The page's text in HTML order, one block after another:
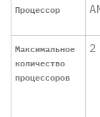
Процессор
Максимальное
количество
процессоров
2